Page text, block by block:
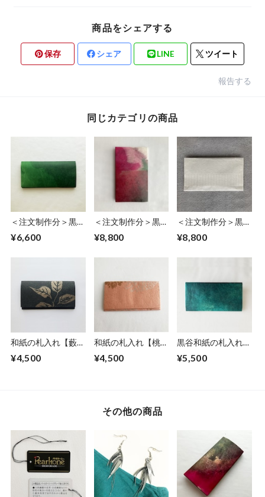
商品をシェアする
保存 シェア LINE ツイート
報告する
同じカテゴリの商品
＜注文制作分＞黒谷
ホック付き
¥6,600
＜注文制作分＞黒谷
¥8,800
＜注文制作分＞黒谷
垢】
¥8,800
和紙の札入れ【藪柑
¥4,500
和紙の札入れ【桃
¥4,500
黒谷和紙の札入れ
¥5,500
その他の商品